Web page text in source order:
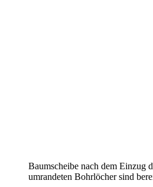
Baumscheibe nach dem Einzug
umrandeten Bohrlöcher sind